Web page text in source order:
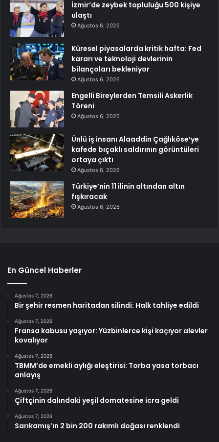
İzmir’de zeybek topluluğu 500 kişiye
ulaştı
Ağustos 6, 2026
Küresel piyasalarda kritik hafta: Fed
kararı ve teknoloji devlerinin
bilançoları bekleniyor
Ağustos 6, 2026
Engelli Bireylerden Temsili Askerlik
Töreni
Ağustos 6, 2026
Ünlü iş insanı Alaaddin Çağlıköse’ye
kafede bıçaklı saldırının görüntüleri
ortaya çıktı
Ağustos 6, 2026
Türkiye’nin 11 ilinin altından altın
fışkıracak
Ağustos 6, 2026
En Güncel Haberler
Ağustos 7, 2026
Bir şehir resmen haritadan silindi: Halk tahliye edildi
Ağustos 7, 2026
Fransa kabusu yaşıyor: Yüzbinlerce kişi kaçıyor alevler
kovalıyor
Ağustos 7, 2026
TBMM’de emekli aylığı eleştirisi: Torba yasa torbacı
anlayış
Ağustos 7, 2026
Çiftçinin dalındaki yeşil domatesine icra geldi
Ağustos 7, 2026
Sarıkamış’ın 2 bin 200 rakımlı doğası renklendi